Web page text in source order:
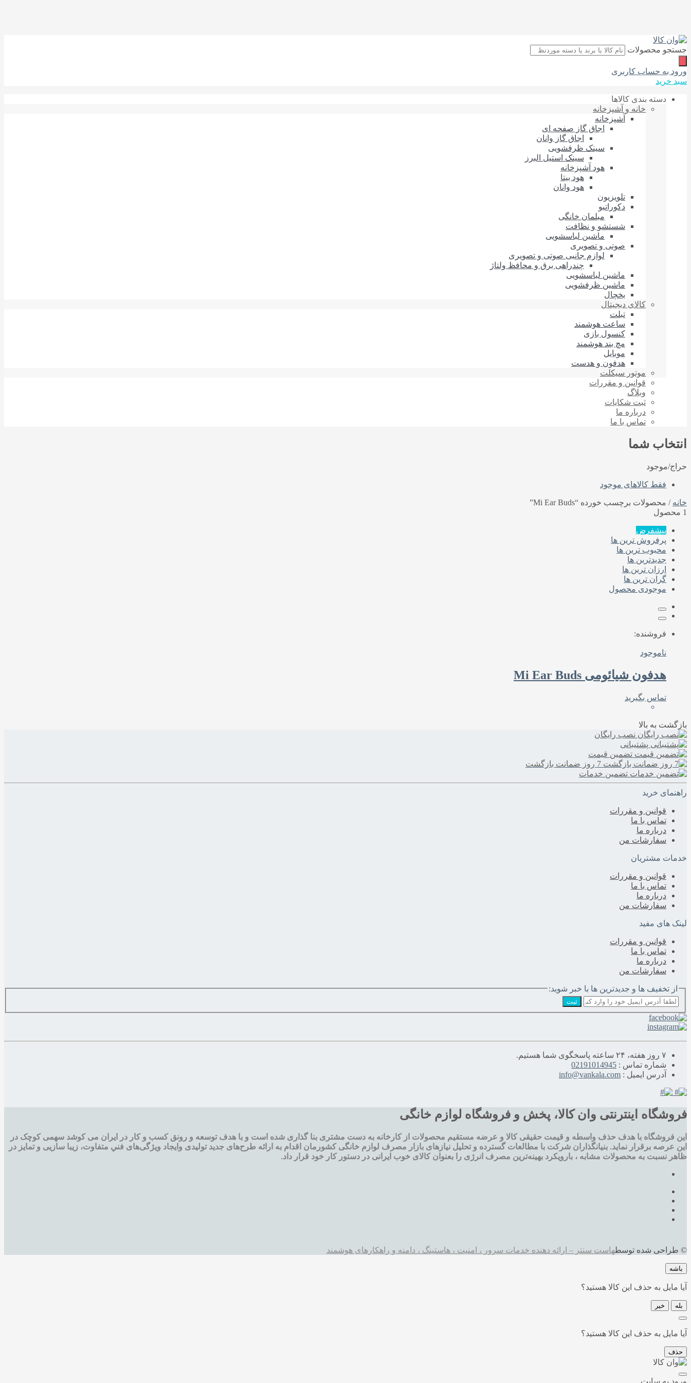
جستجو محصولات
ورود به حساب کاربری
سبد خرید
دسته بندی کالاها
خانه و آشپزخانه
آشپزخانه
اجاق گاز صفحه‌ ای
اجاق گاز وانان
سینک ظرفشویی
سینک استیل البرز
هود آشپزخانه
هود بیتا
هود وانان
تلویزیون
دکوراتیو
مبلمان خانگی
شستشو و نظافت
ماشین لباسشویی
صوتی و تصویری
لوازم جانبی صوتی و تصویری
چندراهی برق و محافظ ولتاژ
ماشین لباسشویی
ماشین ظرفشویی
یخچال
کالای دیجیتال
تبلت
ساعت هوشمند
کنسول بازی
مچ بند هوشمند
موبایل
هدفون و هدست
موتور سیکلت
قوانین و مقررات
وبلاگ
ثبت شکایات
درباره‌ ما
تماس با ما
انتخاب شما
حراج/موجود
فقط کالاهای موجود
خانه / محصولات برچسب خورده “Mi Ear Buds”
1 محصول
پیشفرض
پرفروش ترین ها
محبوب ترین ها
جدیدترین ها
ارزان ترین ها
گران ترین ها
موجودی محصول
فروشنده:
ناموجود
هدفون شیائومی Mi Ear Buds
تماس بگیرید
بازگشت به بالا
نصب رایگان
پشتیبانی
تضمین قیمت
تضمین خدمات
راهنمای خرید
قوانین و مقررات
تماس با ما
درباره‌ ما
سفارشات من
خدمات مشتریان
قوانین و مقررات
تماس با ما
درباره‌ ما
سفارشات من
لینک های مفید
قوانین و مقررات
تماس با ما
درباره‌ ما
سفارشات من
از تخفیف ها و جدیدترین ها با خبر شوید:
ثبت
۷ روز هفته، ۲۴ ساعته پاسخگوی شما هستیم.
شماره تماس : 02191014945
آدرس ایمیل : info@vankala.com
فروشگاه اینترنتی وان کالا، پخش و فروشگاه لوازم خانگی
این فروشگاه با هدف حذف واسطه و قیمت حقیقی کالا و عرضه مستقیم محصولات از کارخانه به دست مشتری بنا گذاری شده است و با هدف توسعه و رونق کسب و کار در ایران می کوشد سهمی کوچک در
این عرصه برقرار نماید. بنیانگذاران شرکت با مطالعات گسترده و تحليل نيازهای بازار مصرف لوازم خانگی کشورمان اقدام به ارائه طرح‌های جديد تولیدی وایجاد ويژگی‌های فني متفاوت، زيبا سازيی و تمايز در
ظاهر نسبت به محصولات مشابه ، بارویکرد بهینه‌ترین مصرف انرژی را بعنوان کالای خوب ایرانی در دستور کار خود قرار داد.
© طراحی شده توسطهاست سنتر – ارائه دهنده خدمات سرور ، امنیت ، هاستینگ ، دامنه و راهکارهای هوشمند
باشه
آیا مایل به حذف این کالا هستید؟
بله خیر
آیا مایل به حذف این کالا هستید؟
حذف
ورود به سایت